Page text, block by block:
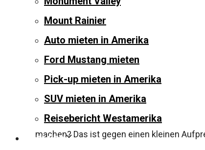
Mount Rainier
Auto mieten in Amerika
Ford Mustang mieten
Pick-up mieten in Amerika
SUV mieten in Amerika
Reisebericht Westamerika
Über uns
Die North Canyon Tour ist einer der
dauernden Helikopterflug vom Grand
Nach dem Flug beginnt die Jeep Grand
du mehrere Aussichtspunkte bewundern
machen? Das ist gegen einen kleinen